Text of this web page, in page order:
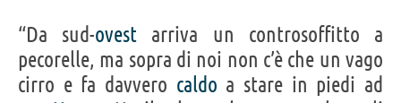
“Da sud-ovest arriva un controsoffitto a
pecorelle, ma sopra di noi non c’è che un vago
cirro e fa davvero caldo a stare in piedi ad